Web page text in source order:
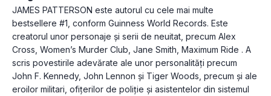
JAMES PATTERSON este autorul cu cele mai multe
bestsellere #1, conform Guinness World Records. Este
creatorul unor personaje și serii de neuitat, precum Alex
Cross, Women’s Murder Club, Jane Smith, Maximum Ride . A
scris povestirile adevărate ale unor personalități precum
John F. Kennedy, John Lennon și Tiger Woods, precum și ale
eroilor militari, ofițerilor de poliție și asistentelor din sistemul